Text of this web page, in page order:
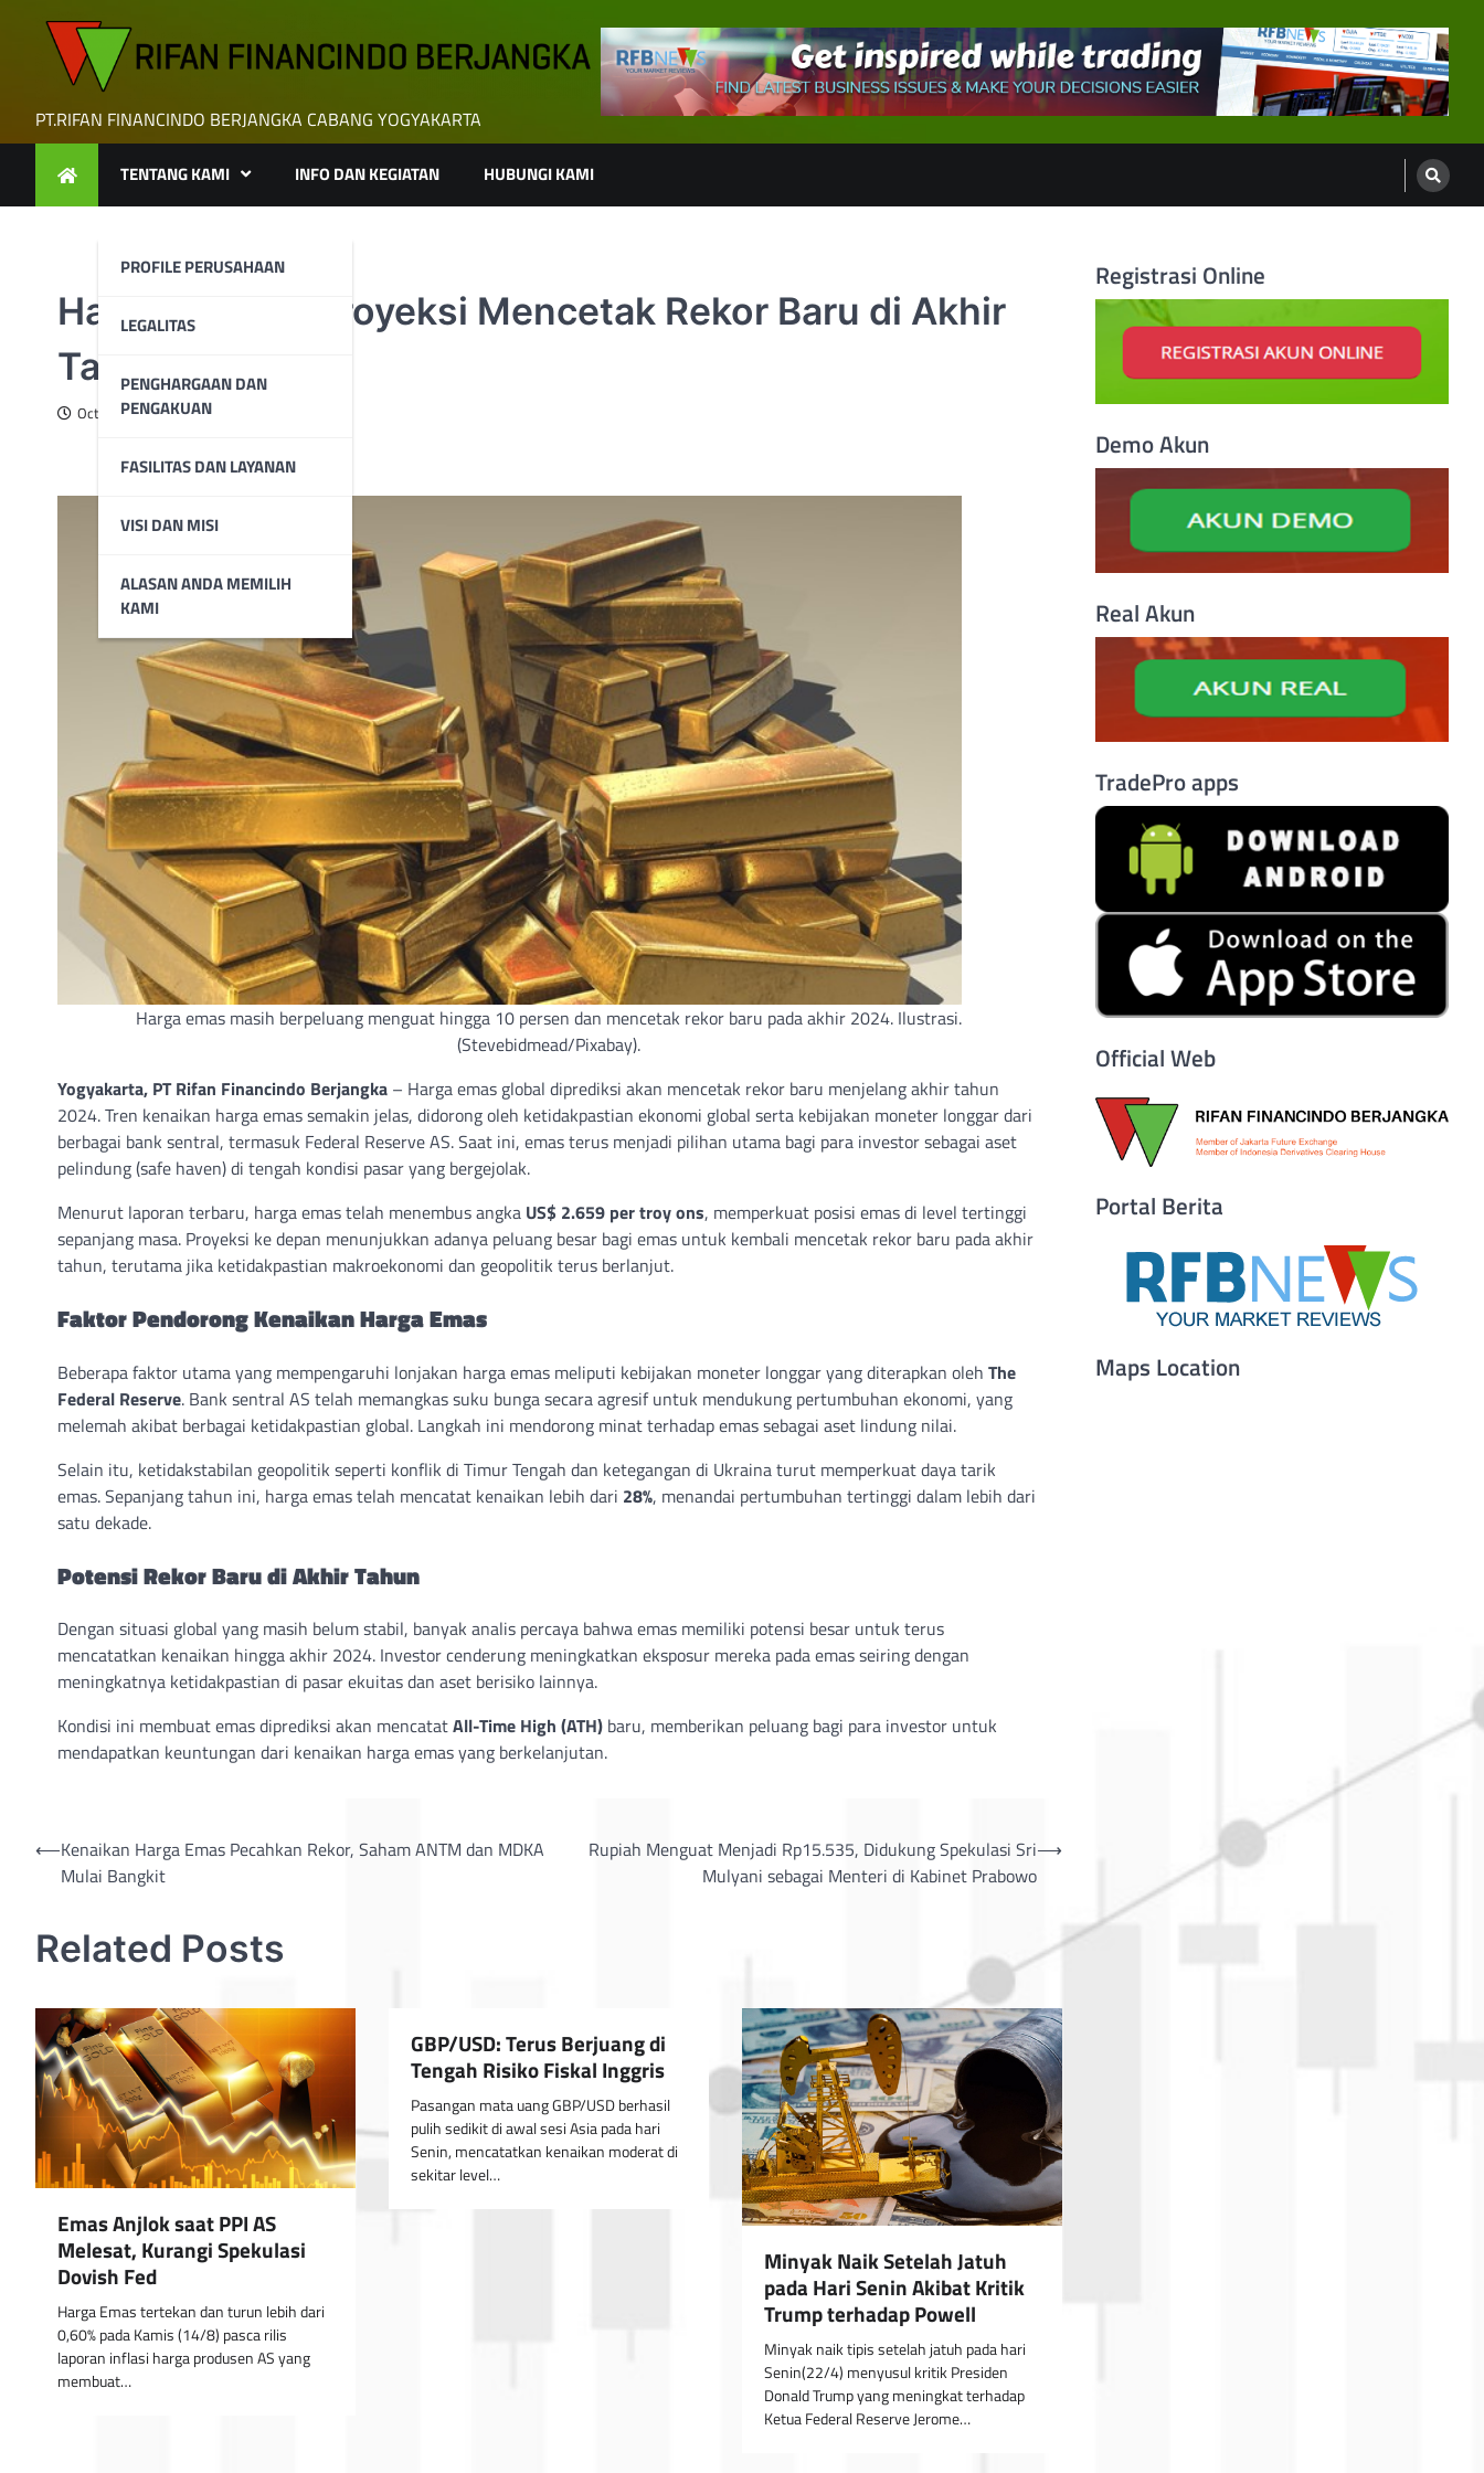
PT.RIFAN FINANCINDO BERJANGKA CABANG YOGYAKARTA
TENTANG KAMI
PROFILE PERUSAHAAN
LEGALITAS
PENGHARGAAN DAN
PENGAKUAN
FASILITAS DAN LAYANAN
VISI DAN MISI
ALASAN ANDA MEMILIH
KAMI
INFO DAN KEGIATAN HUBUNGI KAMI
Harga Emas Diproyeksi Mencetak Rekor Baru di Akhir
Tahun 2024
October 7, 2024
Harga emas masih berpeluang menguat hingga 10 persen dan mencetak rekor baru pada akhir 2024. Ilustrasi.
(Stevebidmead/Pixabay).
Yogyakarta, PT Rifan Financindo Berjangka – Harga emas global diprediksi akan mencetak rekor baru menjelang akhir tahun
2024. Tren kenaikan harga emas semakin jelas, didorong oleh ketidakpastian ekonomi global serta kebijakan moneter longgar dari
berbagai bank sentral, termasuk Federal Reserve AS. Saat ini, emas terus menjadi pilihan utama bagi para investor sebagai aset
pelindung (safe haven) di tengah kondisi pasar yang bergejolak.
Menurut laporan terbaru, harga emas telah menembus angka US$ 2.659 per troy ons, memperkuat posisi emas di level tertinggi
sepanjang masa. Proyeksi ke depan menunjukkan adanya peluang besar bagi emas untuk kembali mencetak rekor baru pada akhir
tahun, terutama jika ketidakpastian makroekonomi dan geopolitik terus berlanjut.
Faktor Pendorong Kenaikan Harga Emas
Beberapa faktor utama yang mempengaruhi lonjakan harga emas meliputi kebijakan moneter longgar yang diterapkan oleh The
Federal Reserve. Bank sentral AS telah memangkas suku bunga secara agresif untuk mendukung pertumbuhan ekonomi, yang
melemah akibat berbagai ketidakpastian global. Langkah ini mendorong minat terhadap emas sebagai aset lindung nilai.
Selain itu, ketidakstabilan geopolitik seperti konflik di Timur Tengah dan ketegangan di Ukraina turut memperkuat daya tarik
emas. Sepanjang tahun ini, harga emas telah mencatat kenaikan lebih dari 28%, menandai pertumbuhan tertinggi dalam lebih dari
satu dekade.
Potensi Rekor Baru di Akhir Tahun
Dengan situasi global yang masih belum stabil, banyak analis percaya bahwa emas memiliki potensi besar untuk terus
mencatatkan kenaikan hingga akhir 2024. Investor cenderung meningkatkan eksposur mereka pada emas seiring dengan
meningkatnya ketidakpastian di pasar ekuitas dan aset berisiko lainnya.
Kondisi ini membuat emas diprediksi akan mencatatAll-Time High (ATH) baru, memberikan peluang bagi para investor untuk
mendapatkan keuntungan dari kenaikan harga emas yang berkelanjutan.
Post
navigation
⟵Kenaikan Harga Emas Pecahkan Rekor, Saham ANTM dan MDKA
Mulai Bangkit
Rupiah Menguat Menjadi Rp15.535, Didukung Spekulasi Sri
Mulyani sebagai Menteri di Kabinet Prabowo
⟶
Related Posts
Emas Anjlok saat PPI AS
Melesat, Kurangi Spekulasi
Dovish Fed
Harga Emas tertekan dan turun lebih dari
0,60% pada Kamis (14/8) pasca rilis
laporan inflasi harga produsen AS yang
membuat…
GBP/USD: Terus Berjuang di
Tengah Risiko Fiskal Inggris
Pasangan mata uang GBP/USD berhasil
pulih sedikit di awal sesi Asia pada hari
Senin, mencatatkan kenaikan moderat di
sekitar level…
Minyak Naik Setelah Jatuh
pada Hari Senin Akibat Kritik
Trump terhadap Powell
Minyak naik tipis setelah jatuh pada hari
Senin(22/4) menyusul kritik Presiden
Donald Trump yang meningkat terhadap
Ketua Federal Reserve Jerome…
Registrasi Online
Demo Akun
Real Akun
TradePro apps
Official Web
Portal Berita
Maps Location